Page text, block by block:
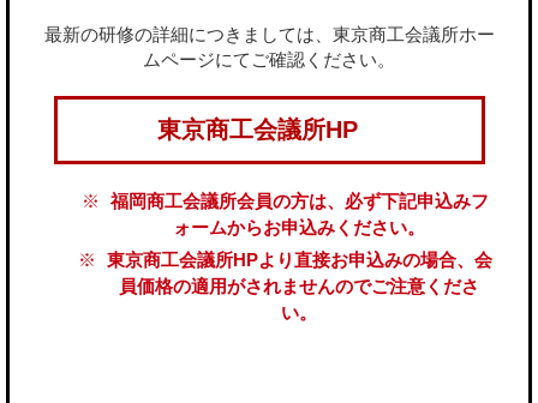
最新の研修の詳細につきましては、東京商工会議所ホー
ムページにてご確認ください。
東京商工会議所HP
福岡商工会議所会員の方は、必ず下記申込みフ
ォームからお申込みください。
東京商工会議所HPより直接お申込みの場合、会
員価格の適用がされませんのでご注意くださ
い。